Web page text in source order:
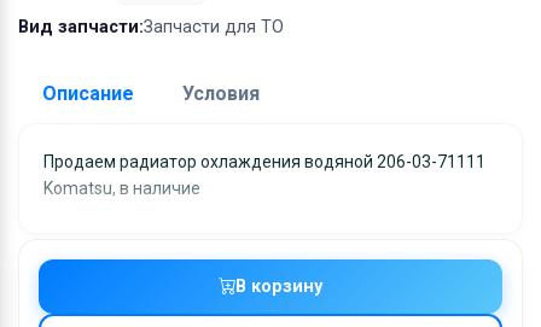
В корзину
Вид запчасти:Запчасти для ТО
Описание Условия
Продаем радиатор охлаждения водяной 206-03-71111
Komatsu, в наличие
Доставка:
Адрес самовывоза:
Отправка товара осуществляется в течение 2-х